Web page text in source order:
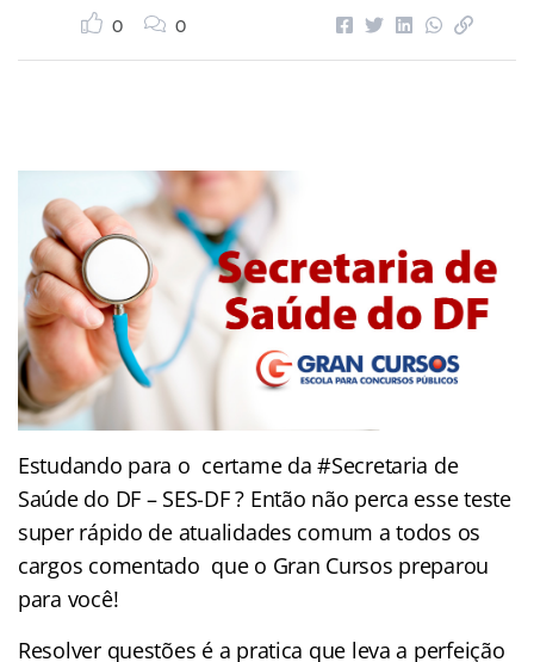
0 0
Estudando para o certame da #Secretaria de
Saúde do DF – SES-DF ? Então não perca esse teste
super rápido de atualidades comum a todos os
cargos comentado que o Gran Cursos preparou
para você!
Resolver questões é a pratica que leva a perfeição